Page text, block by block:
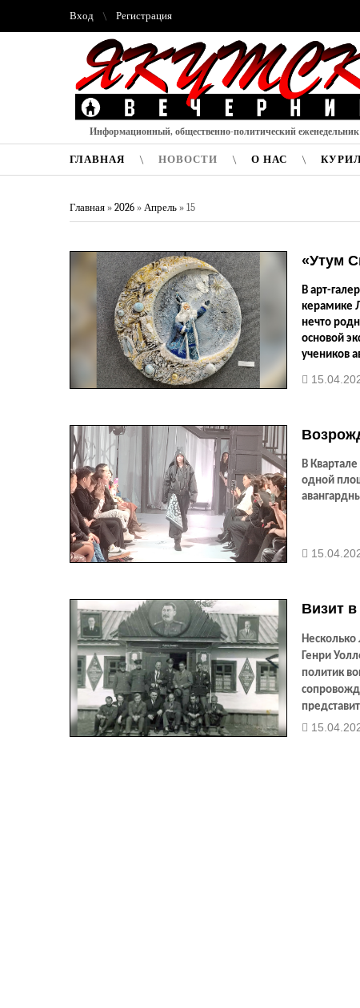
Вход Регистрация
Информационный, общественно-политический еженедельник
ГЛАВНАЯ НОВОСТИ О НАС
Главная » 2026 » Апрель » 15
«Утум
В арт-
керамике
нечто
основой
учеников
В
одной
Визит
Несколько
Генри
политик